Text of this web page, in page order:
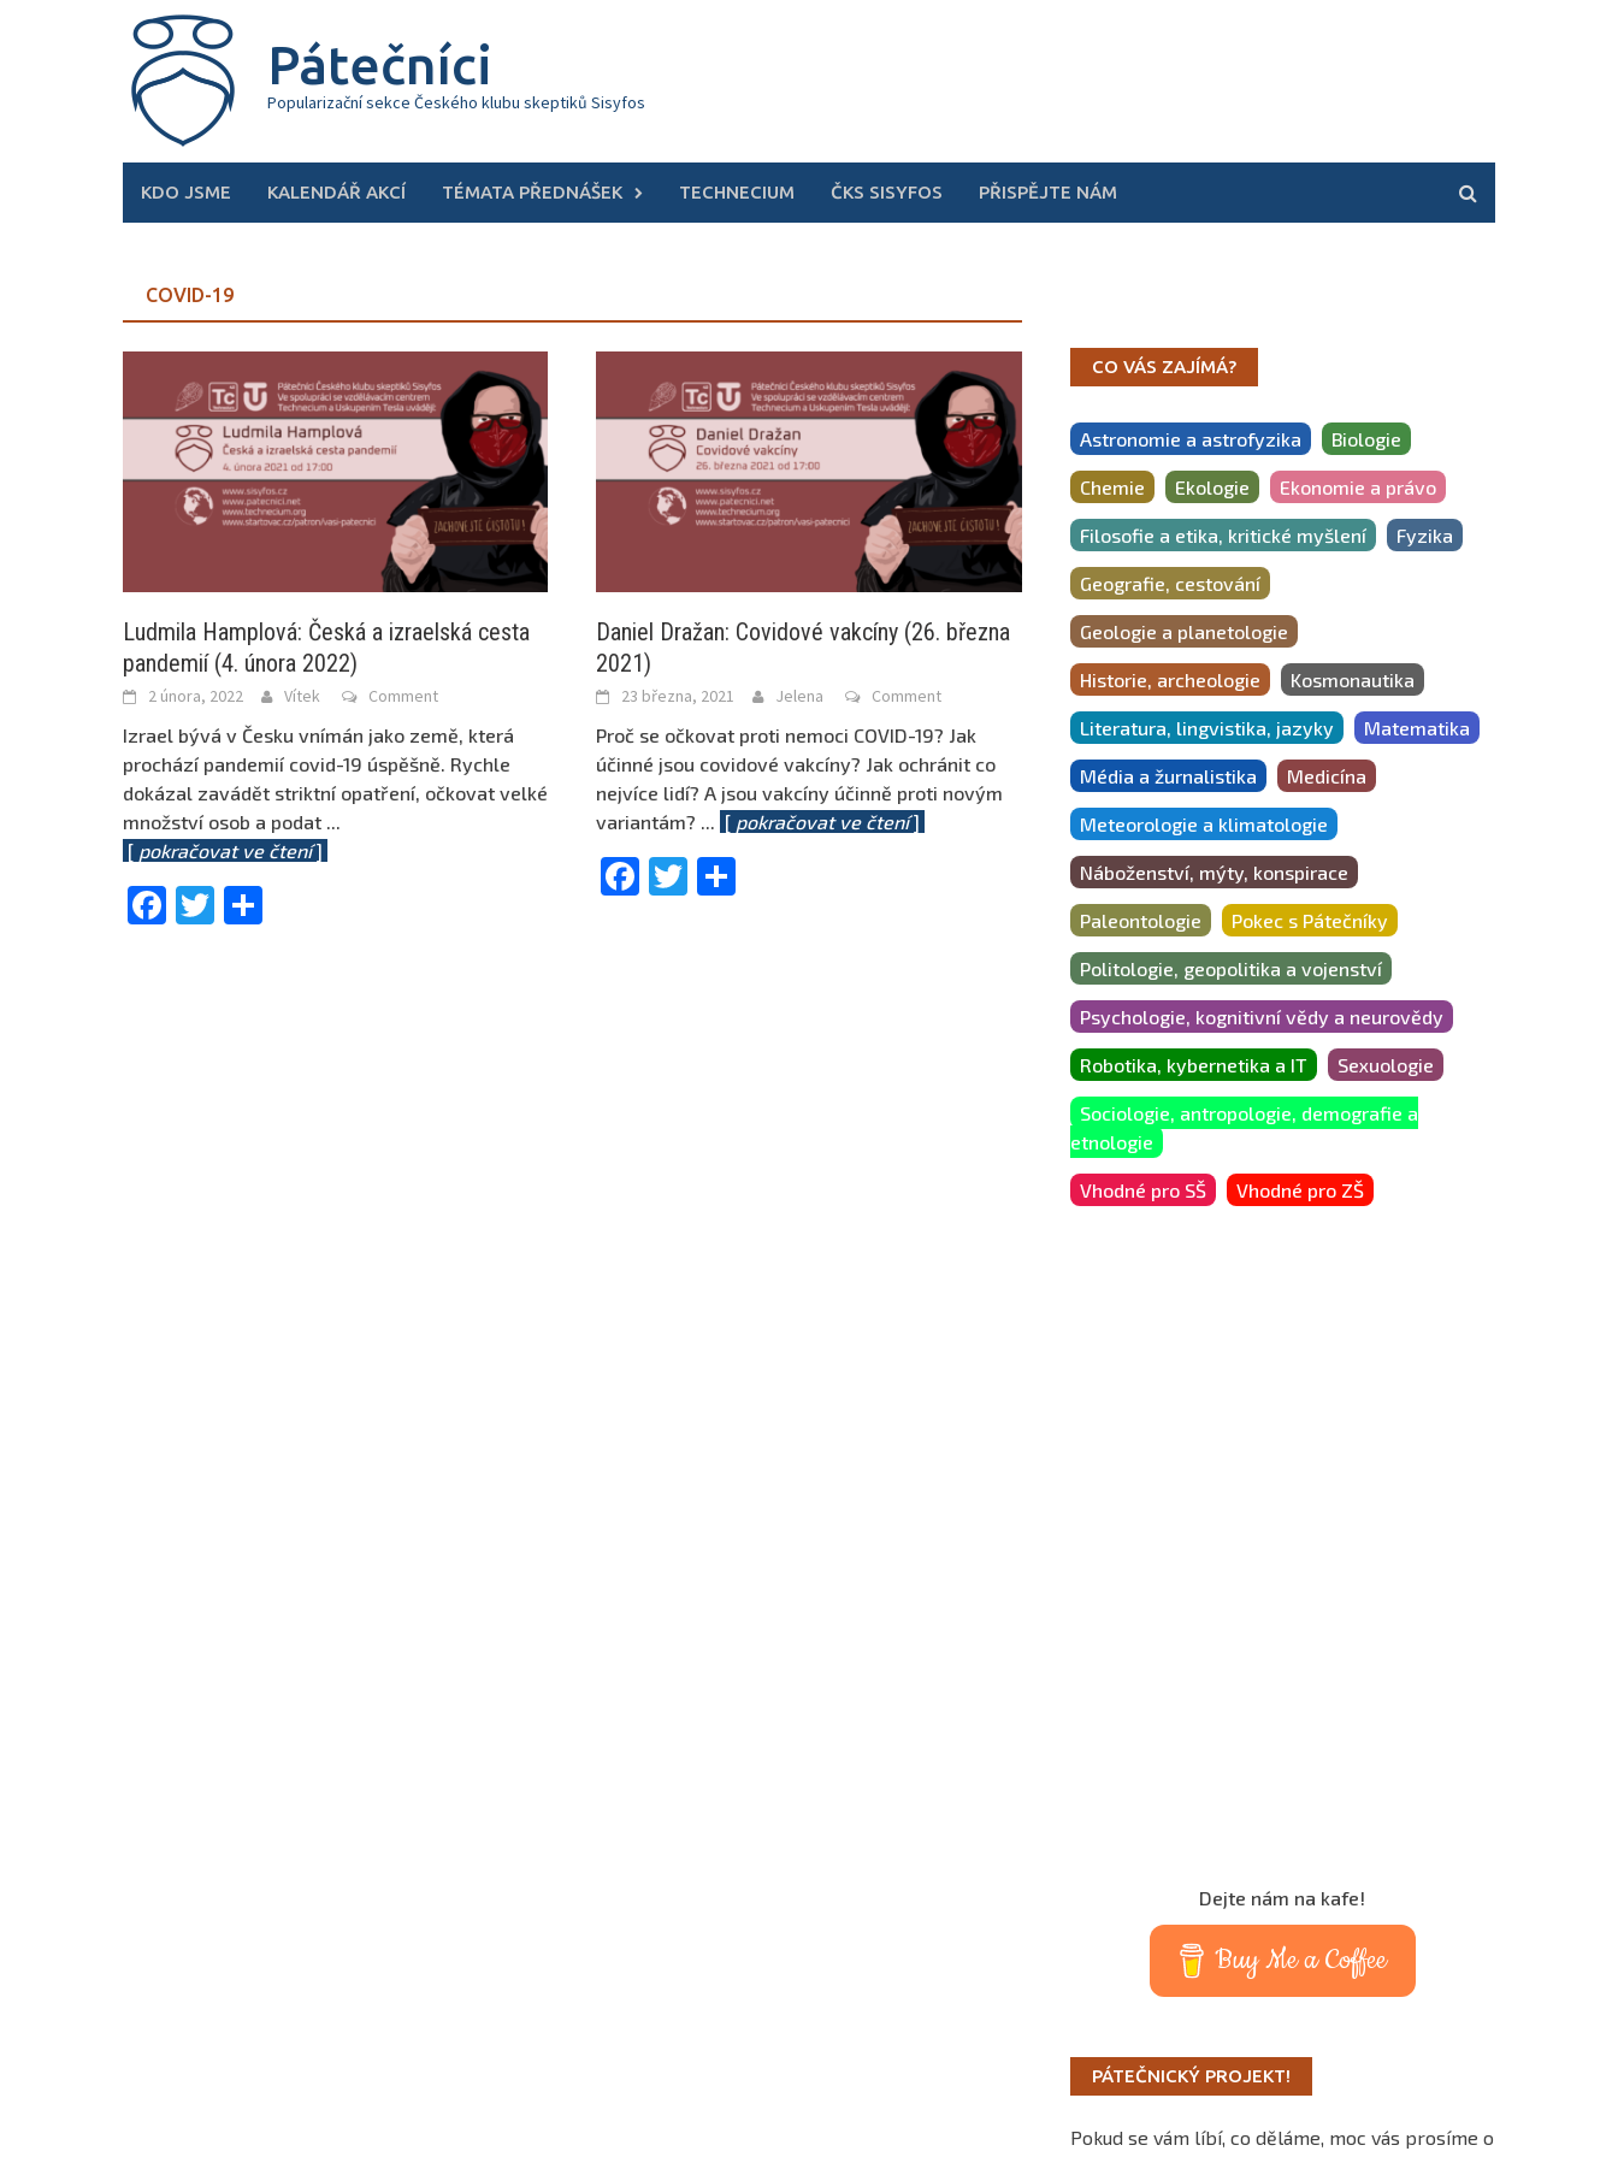
Pátečníci
Popularizační sekce Českého klubu skeptiků Sisyfos
KDO JSME KALENDÁŘ AKCÍ TÉMATA PŘEDNÁŠEK TECHNECIUM ČKS SISYFOS PŘISPĚJTE NÁM
COVID-19
Ludmila Hamplová: Česká a izraelská cesta
pandemií (4. února 2022)
2 února, 2022 Vítek Comment
Izrael bývá v Česku vnímán jako země, která
prochází pandemií covid-19 úspěšně. Rychle
dokázal zavádět striktní opatření, očkovat velké
množství osob a podat ...
[ pokračovat ve čtení]
Facebook
Twitter
Daniel Dražan: Covidové vakcíny (26. března
2021)
23 března, 2021 Jelena Comment
Proč se očkovat proti nemoci COVID-19? Jak
účinné jsou covidové vakcíny? Jak ochránit co
nejvíce lidí? A jsou vakcíny účinně proti novým
variantám? ... [ pokračovat ve čtení]
Facebook
Twitter
CO VÁS ZAJÍMÁ?
Astronomie a astrofyzika Biologie
Chemie Ekologie Ekonomie a právo
Filosofie a etika, kritické myšlení Fyzika
Geografie, cestování
Geologie a planetologie
Historie, archeologie Kosmonautika
Literatura, lingvistika, jazyky Matematika
Média a žurnalistika Medicína
Meteorologie a klimatologie
Náboženství, mýty, konspirace
Paleontologie Pokec s Pátečníky
Politologie, geopolitika a vojenství
Psychologie, kognitivní vědy a neurovědy
Robotika, kybernetika a IT Sexuologie
Sociologie, antropologie, demografie a
etnologie
Vhodné pro SŠ Vhodné pro ZŠ
Dejte nám na kafe!
Buy Me a Coffee
PÁTEČNICKÝ PROJEKT!
Pokud se vám líbí, co děláme, moc vás prosíme o